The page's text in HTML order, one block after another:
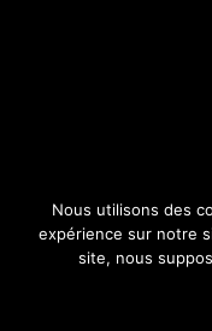
Nous utilisons des
expérience sur notre
site, nous